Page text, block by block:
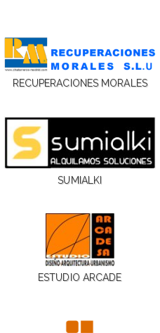
RECUPERACIONES MORALES
SUMIALKI
ESTUDIO ARCADE